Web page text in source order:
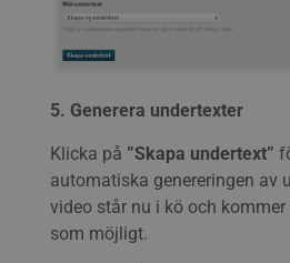
5. Generera undertexter
Klicka på ”Skapa undertext”
automatiska genereringen av
video står nu i kö och
som möjligt.